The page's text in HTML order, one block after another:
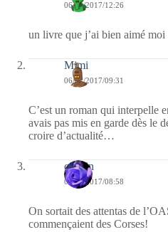
06/01/2017/12:26
un livre que j’ai bien aimé moi
Mimi
06/01/2017/09:31
C’est un roman qui interpelle
avais pas mis en garde dès le
croire d’actualité…
cauvin
06/01/2017/08:58
On sortait des attentas de
commençaient des Corses!